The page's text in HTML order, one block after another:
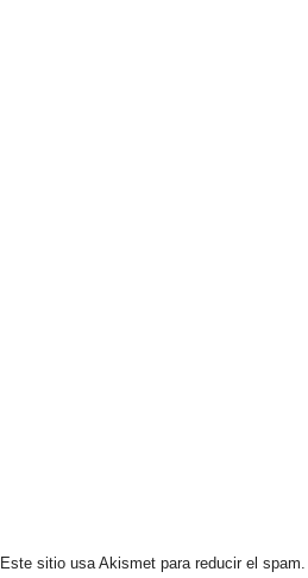
Este sitio usa Akismet para reducir el spam.